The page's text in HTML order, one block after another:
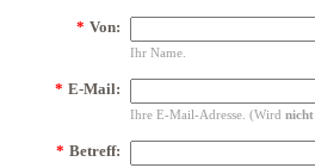
* Von:
Ihr Name.
* E-Mail:
Ihre E-Mail-Adresse. (Wird nicht
* Betreff: